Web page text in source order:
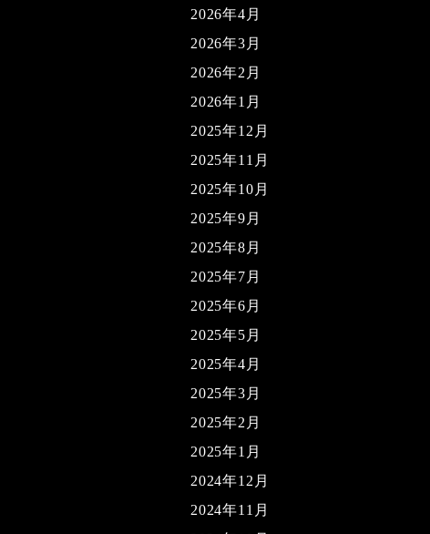
2026年4月
2026年3月
2026年2月
2026年1月
2025年12月
2025年11月
2025年10月
2025年9月
2025年8月
2025年7月
2025年6月
2025年5月
2025年4月
2025年3月
2025年2月
2025年1月
2024年12月
2024年11月